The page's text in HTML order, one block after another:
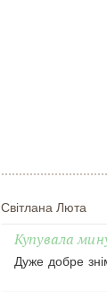
Світлана Люта
Купувала
Дуже добре